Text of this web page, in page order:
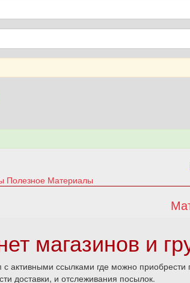
Полезное Материалы
магазинов и
с активными ссылками где можно
доставки, и отслеживания посылок.